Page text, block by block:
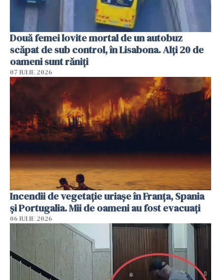
Două femei lovite mortal de un autobuz
scăpat de sub control, în Lisabona. Alți 20 de
oameni sunt răniți
07 IULIE 2026
Incendii de vegetație uriașe în Franța, Spania
și Portugalia. Mii de oameni au fost evacuați
06 IULIE 2026